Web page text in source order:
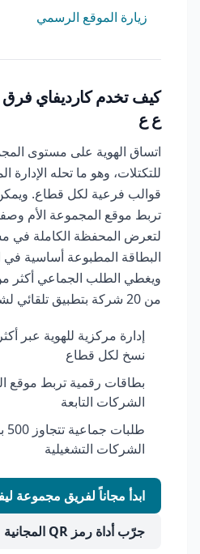
زيارة الموقع الرسمي
كيف تخدم كارديفاي
ع ع
اتساق الهوية على مستوى
للتكتلات، وهو ما تحله
قوالب فرعية لكل قطاع.
تربط موقع المجموعة الأم
لتعرض المحفظة الكاملة في
البطاقة المطبوعة أساسية في
من 20 شركة بتطبيق تلقائي لشعار كل قطاع.
نسخ لكل قطاع
بطاقات رقمية تربط موقع
الشركات التابعة
الشركات التشغيلية
ابدأ مجاناً لفريق مجموعة
جرّب أداة رمز QR المجانية